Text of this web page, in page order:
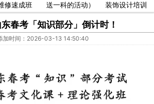
修速成班
送一科的活动）
装饰设计培训
春考「知识部分」倒计时！
加时间：2026-03-13 14:50:40